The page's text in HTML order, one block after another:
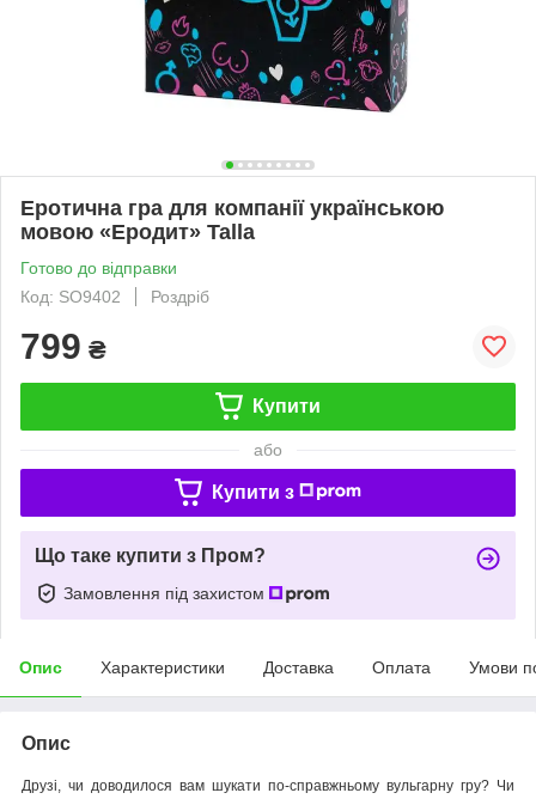
Еротична гра для компанії українською
мовою «Еродит» Talla
Готово до відправки
Код: SO9402
Роздріб
799 ₴
Купити
або
Купити з
Що таке купити з Пром?
Замовлення під захистом
Опис Характеристики Доставка Оплата Умови
Опис
Друзі, чи доводилося вам шукати по-справжньому вульгарну гру? Чи